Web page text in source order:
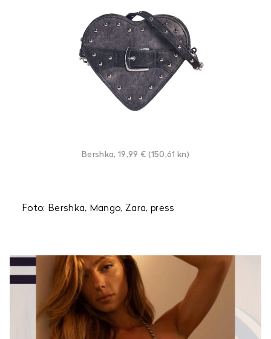
Bershka, 19,99 € (150,61 kn)
Foto: Bershka, Mango, Zara, press